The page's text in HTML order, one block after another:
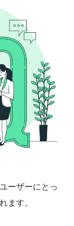
ーザーにとっ
ます。